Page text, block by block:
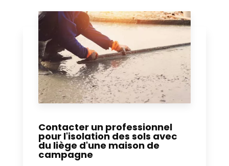
Contacter un professionnel
pour l'isolation des sols avec
du liège d'une maison de
campagne